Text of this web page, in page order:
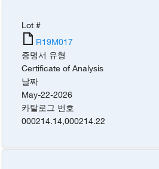
Lot #
R19M017
증명서 유형
Certificate of Analysis
날짜
May-22-2026
카탈로그 번호
000214.14,000214.22